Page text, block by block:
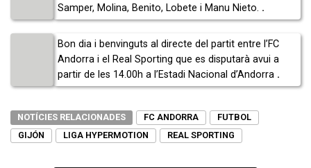
Samper, Molina, Benito, Lobete i Manu Nieto. .
Bon dia i benvinguts al directe del partit entre l’FC
Andorra i el Real Sporting que es disputarà avui a
partir de les 14.00h a l’Estadi Nacional d’Andorra .
NOTÍCIES RELACIONADES FC ANDORRA
FUTBOL
GIJÓN
LIGA HYPERMOTION REAL SPORTING